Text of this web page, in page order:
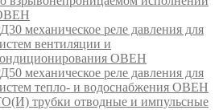
механическое реле давления для
вентиляции и
ОВЕН
механическое реле давления для
тепло- и водоснабжения ОВЕН
трубки отводные и импульсные